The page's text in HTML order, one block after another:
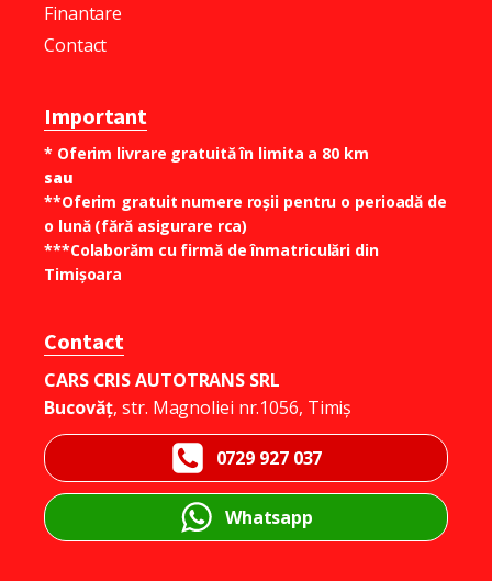
Finantare
Contact
Important
* Oferim livrare gratuită în limita a 80 km
sau
**Oferim gratuit numere roșii pentru o perioadă de
o lună (fără asigurare rca)
***Colaborăm cu firmă de înmatriculări din
Timișoara
Contact
CARS CRIS AUTOTRANS SRL
Bucovăț, str. Magnoliei nr.1056, Timiș
0729 927 037
Whatsapp